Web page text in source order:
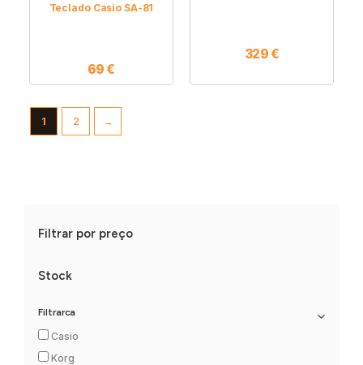
Filtrar por preço
Stock
Filtrarca
Casio
Korg
Teclado Casio SA-81
69€
329€
1 2 →